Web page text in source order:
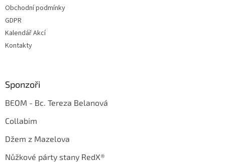
Obchodní podmínky
GDPR
Kalendář Akcí
Kontakty
Sponzoři
BEOM - Bc. Tereza Belanová
Collabim
Džem z Mazelova
Nůžkové párty stany RedX®